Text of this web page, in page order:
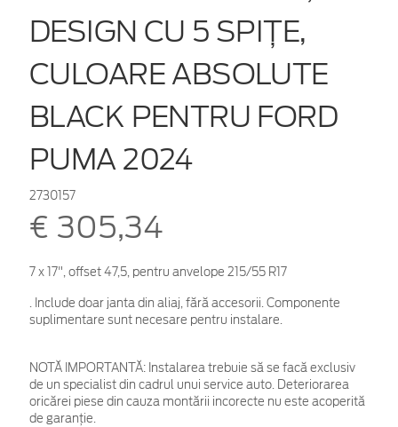
DESIGN CU 5 SPIŢE,
CULOARE ABSOLUTE
BLACK PENTRU FORD
PUMA 2024
2730157
€ 305,34
7 x 17", offset 47,5, pentru anvelope 215/55 R17
. Include doar janta din aliaj, fără accesorii. Componente
suplimentare sunt necesare pentru instalare.
NOTĂ IMPORTANTĂ: Instalarea trebuie să se facă exclusiv
de un specialist din cadrul unui service auto. Deteriorarea
oricărei piese din cauza montării incorecte nu este acoperită
de garanţie.